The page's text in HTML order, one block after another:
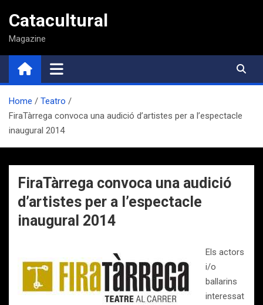
contenido
Catacultural
Magazine
Home
Teatro
FiraTàrrega convoca una audició d’artistes per a l’espectacle
inaugural 2014
FiraTàrrega convoca una audició
d’artistes per a l’espectacle
inaugural 2014
Els actors
i/o
ballarins
interessat